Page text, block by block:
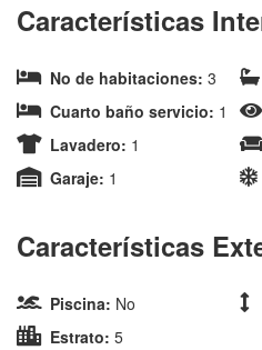
Características
No de habitaciones: 3
Cuarto baño servicio: 1
Lavadero: 1
Garaje: 1
Características
Piscina: No
Estrato: 5